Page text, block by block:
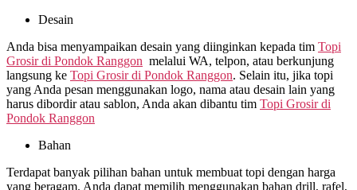
Desain
Anda bisa menyampaikan desain yang diinginkan kepada tim Topi
Grosir di Pondok Ranggon melalui WA, telpon, atau berkunjung
langsung ke Topi Grosir di Pondok Ranggon. Selain itu, jika topi
yang Anda pesan menggunakan logo, nama atau desain lain yang
harus dibordir atau sablon, Anda akan dibantu tim Topi Grosir di
Pondok Ranggon
Bahan
Terdapat banyak pilihan bahan untuk membuat topi dengan harga
yang beragam. Anda dapat memilih menggunakan bahan drill, rafel,